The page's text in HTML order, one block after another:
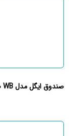
صندوق ایگل مدل EG 100 WB